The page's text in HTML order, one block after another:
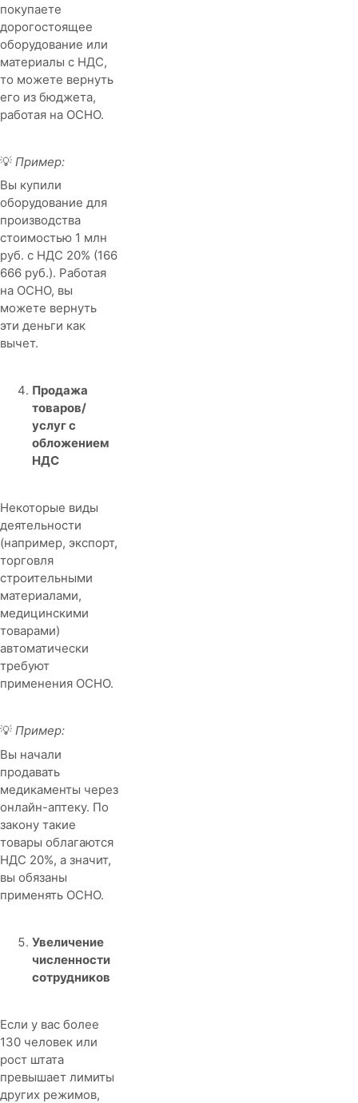
покупаете
дорогостоящее
оборудование или
материалы с НДС,
то можете вернуть
его из бюджета,
работая на ОСНО.
💡 Пример:
Вы купили
оборудование для
производства
стоимостью 1 млн
руб. с НДС 20% (166
666 руб.). Работая
на ОСНО, вы
можете вернуть
эти деньги как
вычет.
Продажа
товаров/
услуг с
обложением
НДС
Некоторые виды
деятельности
(например, экспорт,
торговля
строительными
материалами,
медицинскими
товарами)
автоматически
требуют
применения ОСНО.
💡 Пример:
Вы начали
продавать
медикаменты через
онлайн-аптеку. По
закону такие
товары облагаются
НДС 20%, а значит,
вы обязаны
применять ОСНО.
Увеличение
численности
сотрудников
Если у вас более
130 человек или
рост штата
превышает лимиты
других режимов,